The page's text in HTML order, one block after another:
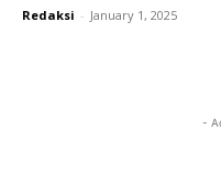
Redaksi - January 1, 2025
-